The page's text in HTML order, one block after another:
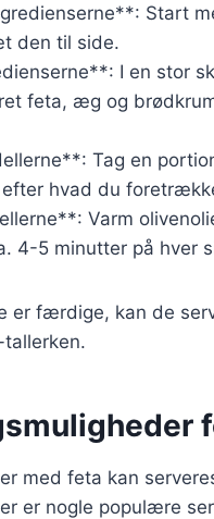
Start
den til side.
I en stor
feta, æg og
Tag en
hvad du
Varm
4-5 minutter på hver
er færdige, kan de
med feta kan
er nogle populære